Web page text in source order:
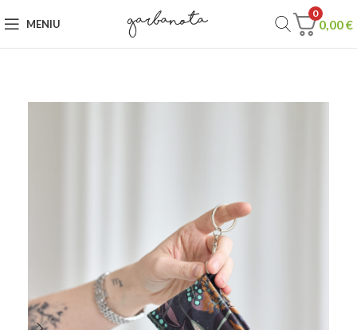
MENIU
0
0,00€